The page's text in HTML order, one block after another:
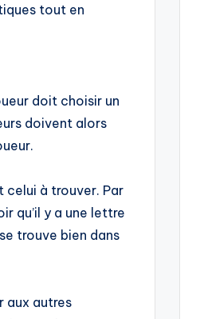
tout en
doit choisir un
doivent alors
celui à trouver. Par
qu’il y a une lettre
trouve bien dans
aux autres